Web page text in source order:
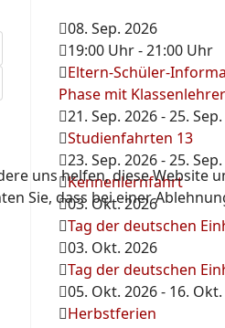
08. Sep. 2026
19:00 Uhr-21:00 Uhr
Eltern-Schüler-
Phase mit
21. Sep. 2026-25.
Studienfahrten 13
23. Sep. 2026-25.
Kennenlernfahrt
03. Okt. 2026
Tag der deutschen
03. Okt. 2026
Tag der deutschen
05. Okt. 2026- 16.
Herbstferien
uns helfen, diese Website
Sie, dass bei einer